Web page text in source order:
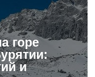
горе
и